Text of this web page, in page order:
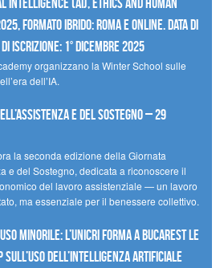
(AI), Ethics and Human
Formato Ibrido: Roma e online. Data di
iscrizione: 1° dicembre 2025
organizzano la Winter School sulle
dell’IA.
e del sostegno – 29
la seconda edizione della Giornata
e del Sostegno, dedicata a riconoscere il
del lavoro assistenziale — un lavoro
ma essenziale per il benessere collettivo.
minorile: l’UNICRI forma a Bucarest le
sull’uso dell’Intelligenza Artificiale